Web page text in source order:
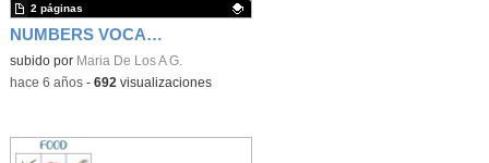
NUMBERS VOCABULARY GAME 1-10
Contenido educativo.
subido por Maria De Los A G.
2 páginas
-hace 6 años- 692 visualizaciones